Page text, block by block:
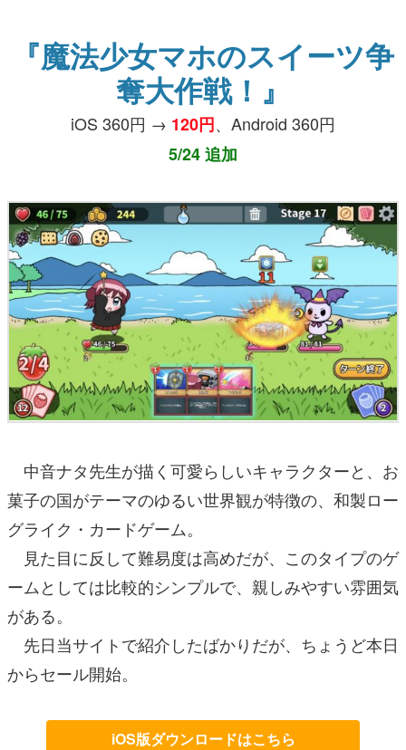
『魔法少女マホのスイーツ争
奪大作戦！』
iOS 360円 → 120円、Android 360円
5/24 追加
中音ナタ先生が描く可愛らしいキャラクターと、お
菓子の国がテーマのゆるい世界観が特徴の、和製ロー
グライク・カードゲーム。
見た目に反して難易度は高めだが、このタイプのゲ
ームとしては比較的シンプルで、親しみやすい雰囲気
がある。
先日当サイトで紹介したばかりだが、ちょうど本日
からセール開始。
iOS版ダウンロードはこちら